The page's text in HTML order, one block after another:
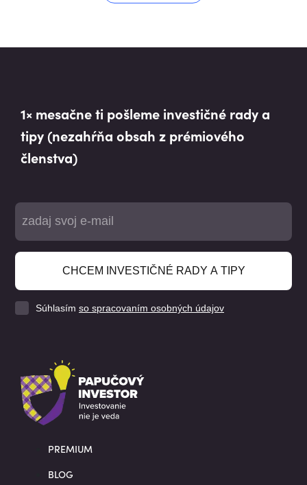
1× mesačne ti pošleme investičné rady a
tipy (nezahŕňa obsah z prémiového
členstva)
CHCEM INVESTIČNÉ RADY A TIPY
Súhlasím so spracovaním osobných údajov
PREMIUM
BLOG